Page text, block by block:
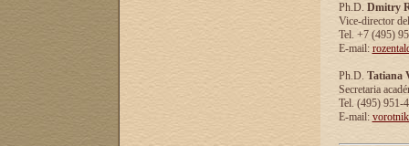
Ph.D. Dmitry
Vice-director
Tel. +7 (495)
E-mail:
Ph.D. Tatiana
Secretaria
Tel. (495) 951-
E-mail: